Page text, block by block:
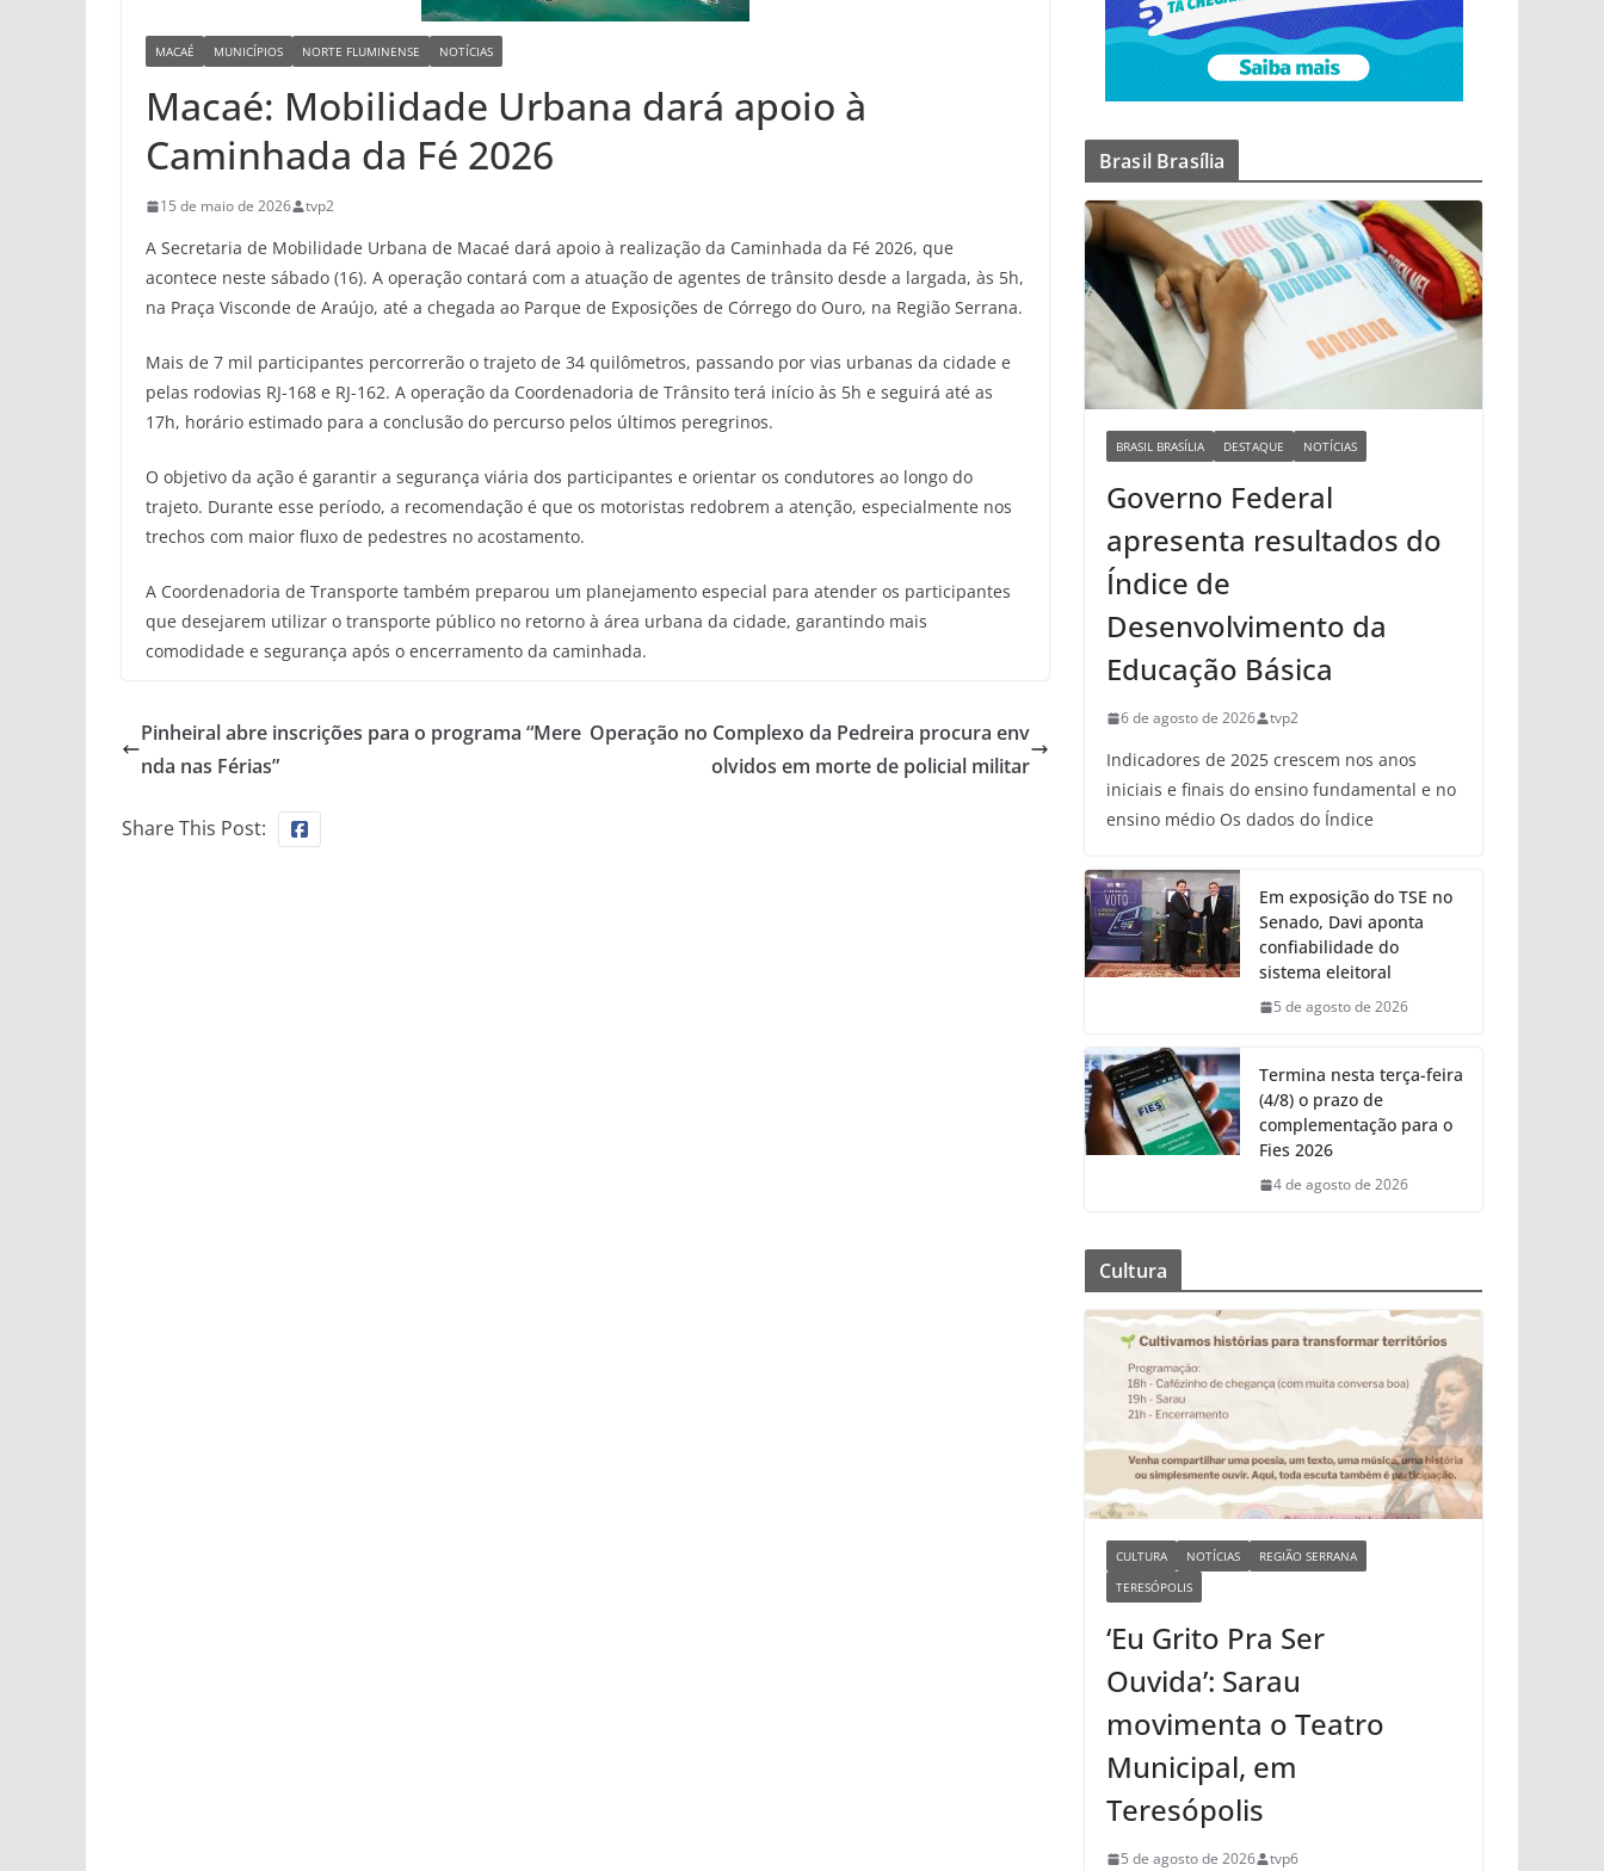
MACAÉ MUNICÍPIOS NORTE FLUMINENSE NOTÍCIAS
Macaé: Mobilidade Urbana dará apoio à
Caminhada da Fé 2026
15 de maio de 2026 tvp2
A Secretaria de Mobilidade Urbana de Macaé dará apoio à realização da Caminhada da Fé 2026, que
acontece neste sábado (16). A operação contará com a atuação de agentes de trânsito desde a largada, às 5h,
na Praça Visconde de Araújo, até a chegada ao Parque de Exposições de Córrego do Ouro, na Região Serrana.
Mais de 7 mil participantes percorrerão o trajeto de 34 quilômetros, passando por vias urbanas da cidade e
pelas rodovias RJ-168 e RJ-162. A operação da Coordenadoria de Trânsito terá início às 5h e seguirá até as
17h, horário estimado para a conclusão do percurso pelos últimos peregrinos.
O objetivo da ação é garantir a segurança viária dos participantes e orientar os condutores ao longo do
trajeto. Durante esse período, a recomendação é que os motoristas redobrem a atenção, especialmente nos
trechos com maior fluxo de pedestres no acostamento.
A Coordenadoria de Transporte também preparou um planejamento especial para atender os participantes
que desejarem utilizar o transporte público no retorno à área urbana da cidade, garantindo mais
comodidade e segurança após o encerramento da caminhada.
Pinheiral abre inscrições para o programa “Mere
nda nas Férias”
Operação no Complexo da Pedreira procura env
olvidos em morte de policial militar
Share This Post:
Brasil Brasília
BRASIL BRASÍLIA DESTAQUE NOTÍCIAS
Governo Federal
apresenta resultados do
Índice de
Desenvolvimento da
Educação Básica
6 de agosto de 2026 tvp2
Indicadores de 2025 crescem nos anos
iniciais e finais do ensino fundamental e no
ensino médio Os dados do Índice
Em exposição do TSE no
Senado, Davi aponta
confiabilidade do
sistema eleitoral
5 de agosto de 2026
Termina nesta terça-feira
(4/8) o prazo de
complementação para o
Fies 2026
4 de agosto de 2026
Cultura
CULTURA NOTÍCIAS
REGIÃO SERRANA
TERESÓPOLIS
‘Eu Grito Pra Ser
Ouvida’: Sarau
movimenta o Teatro
Municipal, em
Teresópolis
5 de agosto de 2026 tvp6